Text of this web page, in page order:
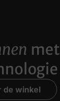
met
de winkel